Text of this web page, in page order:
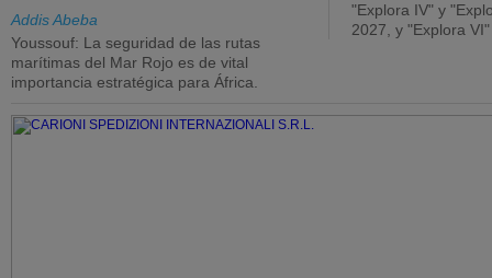
Addis Abeba
Youssouf: La seguridad de las rutas
marítimas del Mar Rojo es de vital
importancia estratégica para África.
"Explora IV" y
2027, y "Explora